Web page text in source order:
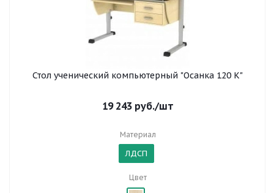
Стол ученический компьютерный "Осанка 120 К"
19 243руб./шт
Материал
ЛДСП
Цвет